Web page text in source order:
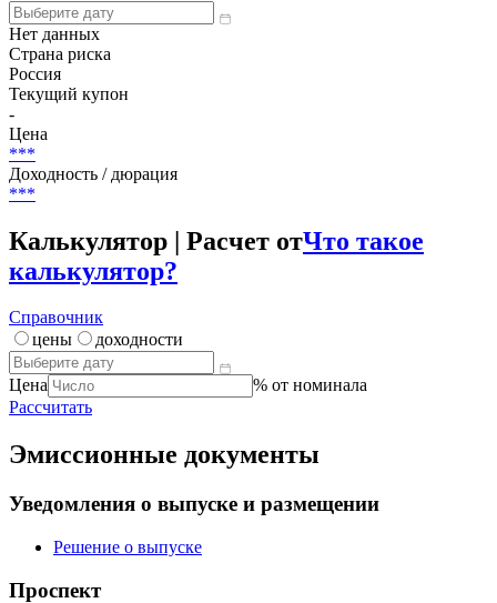
Нет данных
Страна риска
Россия
Текущий купон
-
Цена
***
Доходность / дюрация
***
Калькулятор | Расчет отЧто такое
калькулятор?
Справочник
цены
доходности
Цена
% от номинала
Рассчитать
Эмиссионные документы
Уведомления о выпуске и размещении
Решение о выпуске
Проспект